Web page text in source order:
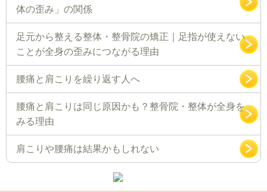
体の歪み」の関係
足元から整える整体・整骨院の矯正｜足指が使えない
ことが全身の歪みにつながる理由
腰痛と肩こりを繰り返す人へ
腰痛と肩こりは同じ原因かも？整骨院・整体が全身を
みる理由
肩こりや腰痛は結果かもしれない